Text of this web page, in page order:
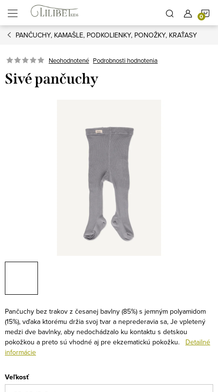
obsah
PANČUCHY, KAMAŠLE, PODKOLIENKY, PONOŽKY, KRAŤASY
Neohodnotené Podrobnosti hodnotenia
Sivé pančuchy
Pančuchy bez trakov z česanej bavlny (85%) s jemným polyamidom
(15%), vďaka ktorému držia svoj tvar a neprederavia sa, Je vpletený
medzi dve bavlnky, aby nedochádzalo ku kontaktu s detskou
pokožkou a preto sú vhodné aj pre ekzematickú pokožku.
Detailné
informácie
Veľkosť